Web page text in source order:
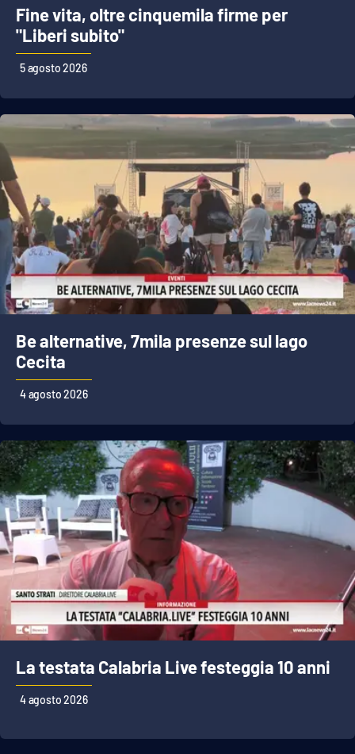
Fine vita, oltre cinquemila firme per
"Liberi subito"
5 agosto 2026
Be alternative, 7mila presenze sul lago
Cecita
4 agosto 2026
La testata Calabria Live festeggia 10 anni
4 agosto 2026